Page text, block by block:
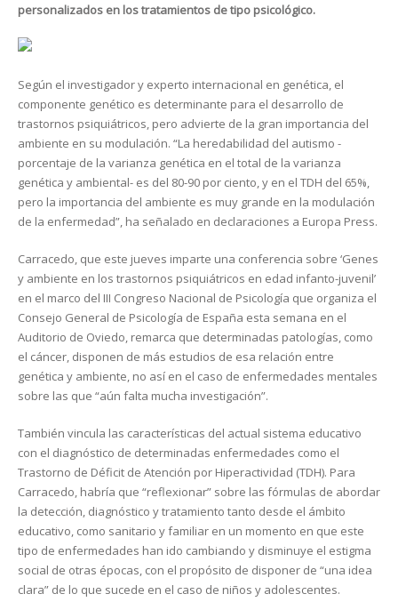
personalizados en los tratamientos de tipo psicológico.
Según el investigador y experto internacional en genética, el
componente genético es determinante para el desarrollo de
trastornos psiquiátricos, pero advierte de la gran importancia del
ambiente en su modulación. “La heredabilidad del autismo -
porcentaje de la varianza genética en el total de la varianza
genética y ambiental- es del 80-90 por ciento, y en el TDH del 65%,
pero la importancia del ambiente es muy grande en la modulación
de la enfermedad”, ha señalado en declaraciones a Europa Press.
Carracedo, que este jueves imparte una conferencia sobre ‘Genes
y ambiente en los trastornos psiquiátricos en edad infanto-juvenil’
en el marco del III Congreso Nacional de Psicología que organiza el
Consejo General de Psicología de España esta semana en el
Auditorio de Oviedo, remarca que determinadas patologías, como
el cáncer, disponen de más estudios de esa relación entre
genética y ambiente, no así en el caso de enfermedades mentales
sobre las que “aún falta mucha investigación”.
También vincula las características del actual sistema educativo
con el diagnóstico de determinadas enfermedades como el
Trastorno de Déficit de Atención por Hiperactividad (TDH). Para
Carracedo, habría que “reflexionar” sobre las fórmulas de abordar
la detección, diagnóstico y tratamiento tanto desde el ámbito
educativo, como sanitario y familiar en un momento en que este
tipo de enfermedades han ido cambiando y disminuye el estigma
social de otras épocas, con el propósito de disponer de “una idea
clara” de lo que sucede en el caso de niños y adolescentes.